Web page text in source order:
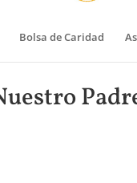
Bolsa de Caridad